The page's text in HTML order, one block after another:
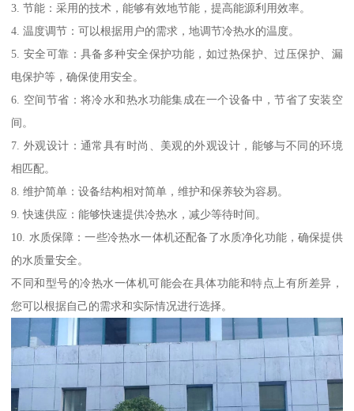
3. 节能：采用的技术，能够有效地节能，提高能源利用效率。
4. 温度调节：可以根据用户的需求，地调节冷热水的温度。
5. 安全可靠：具备多种安全保护功能，如过热保护、过压保护、漏
电保护等，确保使用安全。
6. 空间节省：将冷水和热水功能集成在一个设备中，节省了安装空
间。
7. 外观设计：通常具有时尚、美观的外观设计，能够与不同的环境
相匹配。
8. 维护简单：设备结构相对简单，维护和保养较为容易。
9. 快速供应：能够快速提供冷热水，减少等待时间。
10. 水质保障：一些冷热水一体机还配备了水质净化功能，确保提供
的水质量安全。
不同和型号的冷热水一体机可能会在具体功能和特点上有所差异，
您可以根据自己的需求和实际情况进行选择。